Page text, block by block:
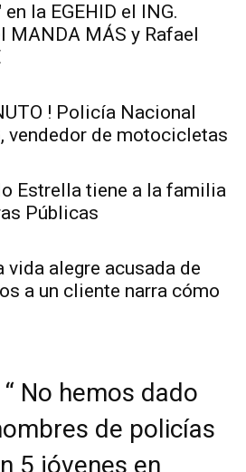
en la EGEHID el ING.
MANDA MÁS y Rafael
! Policía Nacional
vendedor de motocicletas
Estrella tiene a la familia
Públicas
vida alegre acusada de
a un cliente narra cómo
No hemos dado
de policías
5 jóvenes en